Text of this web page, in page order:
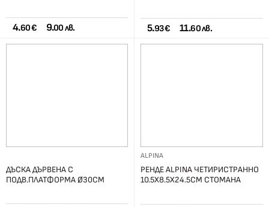
4.60 € 9.00 лв. 5.93 € 11.60 лв.
ДЪСКА ДЪРВЕНА С
ПОДВ.ПЛАТФОРМА Ø30СМ
ALPINA
РЕНДЕ ALPINA ЧЕТИРИСТРАННО
10.5X8.5X24.5СМ СТОМАНА